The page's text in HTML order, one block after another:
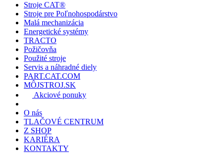
Stroje CAT®
Stroje pre Poľnohospodárstvo
Malá mechanizácia
Energetické systémy
TRACTO
Požičovňa
Použité stroje
Servis a náhradné diely
PART.CAT.COM
MÔJSTROJ.SK
Akciové ponuky
O nás
TLAČOVÉ CENTRUM
Z SHOP
KARIÉRA
KONTAKTY